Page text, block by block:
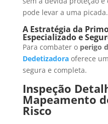
pode levar a uma picada.
A Estratégia da
Especializado e
Para combater o perigo
Dedetizadoraoferece
segura e completa.
Inspeção
Mapeamento
Risco